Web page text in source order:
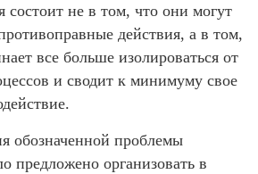
состоит не в том, что они могут
действия, а в том,
все больше изолироваться от
и сводит к минимуму свое
обозначенной проблемы
предложено организовать в